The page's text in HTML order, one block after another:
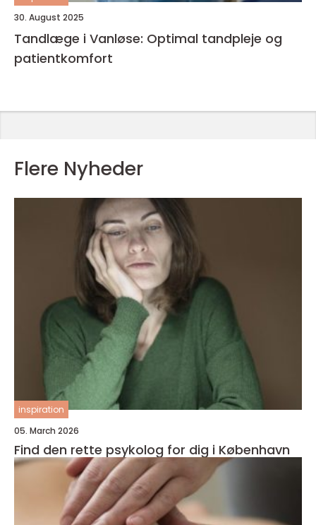
30. August 2025
Tandlæge i Vanløse: Optimal tandpleje og
patientkomfort
Flere Nyheder
inspiration
05. March 2026
Find den rette psykolog for dig i København